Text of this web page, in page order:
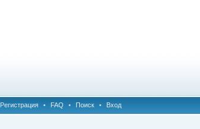
Регистрация • FAQ • Поиск • Вход